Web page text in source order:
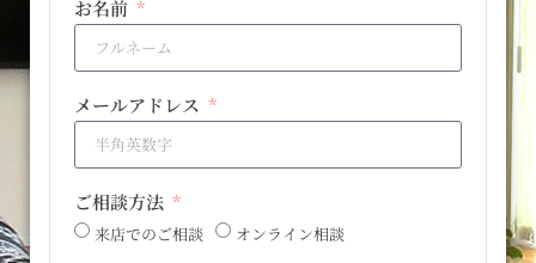
お名前
メールアドレス
ご相談方法
来店でのご相談 オンライン相談